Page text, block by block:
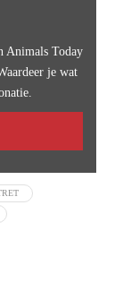
Animals Today
je wat